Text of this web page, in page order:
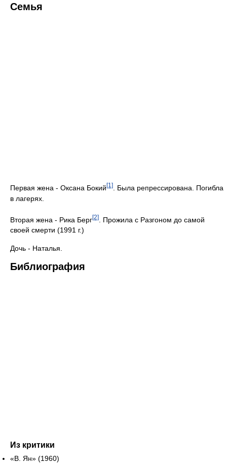
Семья
Первая жена - Оксана Бокий[1]
. Была репрессирована. Погибла
в лагерях.
Вторая жена - Рика Берг[2]
. Прожила с Разгоном до самой
своей смерти (1991 г.)
Дочь - Наталья.
Библиография
Из критики
«В. Ян» (1960)